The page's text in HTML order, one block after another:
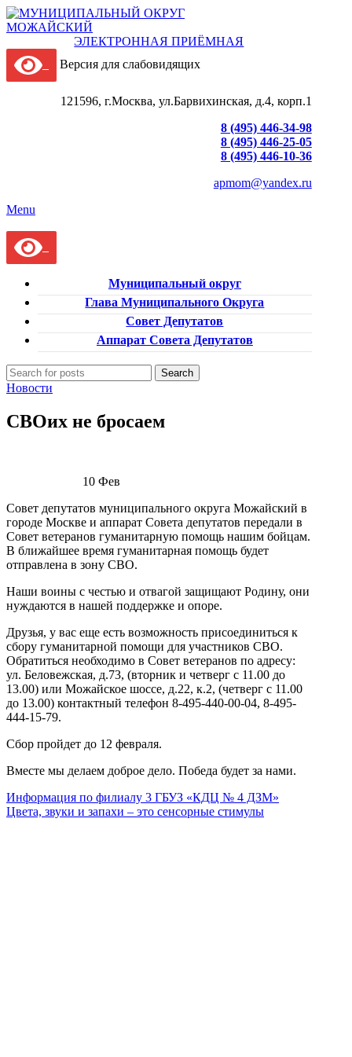
ЭЛЕКТРОННАЯ ПРИЁМНАЯ
Версия для слабовидящих
121596, г.Москва, ул.Барвихинская, д.4, корп.1
8 (495) 446-34-98
8 (495) 446-25-05
8 (495) 446-10-36
apmom@yandex.ru
Menu
Муниципальный округ
Глава Муниципального Округа
Совет Депутатов
Аппарат Совета Депутатов
Search
Новости
СВОих не бросаем
10Фев
Совет депутатов муниципального округа Можайский в
городе Москве и аппарат Совета депутатов передали в
Совет ветеранов гуманитарную помощь нашим бойцам.
В ближайшее время гуманитарная помощь будет
отправлена в зону СВО.
Наши воины с честью и отвагой защищают Родину, они
нуждаются в нашей поддержке и опоре.
Друзья, у вас еще есть возможность присоединиться к
сбору гуманитарной помощи для участников СВО.
Обратиться необходимо в Совет ветеранов по адресу:
ул. Беловежская, д.73, (вторник и четверг с 11.00 до
13.00) или Можайское шоссе, д.22, к.2, (четверг с 11.00
до 13.00) контактный телефон 8-495-440-00-04, 8-495-
444-15-79.
Сбор пройдет до 12 февраля.
Вместе мы делаем доброе дело. Победа будет за нами.
Информация по филиалу 3 ГБУЗ «КДЦ № 4 ДЗМ»
Цвета, звуки и запахи – это сенсорные стимулы